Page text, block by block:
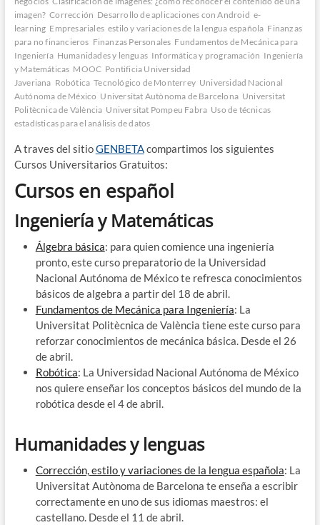
imagen? Corrección Desarrollo de aplicaciones con Android e-
learning Empresariales estilo y variaciones de la lengua española Finanzas
para no financieros Finanzas Personales Fundamentos de Mecánica para
Ingeniería Humanidades y lenguas Informática y programación Ingeniería
y Matemáticas MOOC Pontificia Universidad
Javeriana Robótica Tecnológico de Monterrey Universidad Nacional
Autónoma de México Universitat Autònoma de Barcelona Universitat
Politècnica de València Universitat Pompeu Fabra Uso de técnicas
estadísticas para el análisis de datos
A traves del sitioGENBETAcompartimos los siguientes
Cursos Universitarios Gratuitos:
Cursos en español
Ingeniería y Matemáticas
Álgebra básica: para quien comience una ingeniería
pronto, este curso preparatorio de la Universidad
Nacional Autónoma de México te refresca conocimientos
básicos de algebra a partir del 18 de abril.
Fundamentos de Mecánica para Ingeniería: La
Universitat Politècnica de València tiene este curso para
reforzar conocimientos de mecánica básica. Desde el 26
de abril.
Robótica: La Universidad Nacional Autónoma de México
nos quiere enseñar los conceptos básicos del mundo de la
robótica desde el 4 de abril.
Humanidades y lenguas
Corrección, estilo y variaciones de la lengua española: La
Universitat Autònoma de Barcelona te enseña a escribir
correctamente en uno de sus idiomas maestros: el
castellano. Desde el 11 de abril.